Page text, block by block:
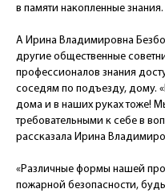
в памяти накопленные знания.
А Ирина Владимировна
другие общественные
профессионалов знания
соседям по подъезду, дому.
дома и в наших руках тоже!
требовательными к себе в
рассказала Ирина
«Различные формы нашей
пожарной безопасности,